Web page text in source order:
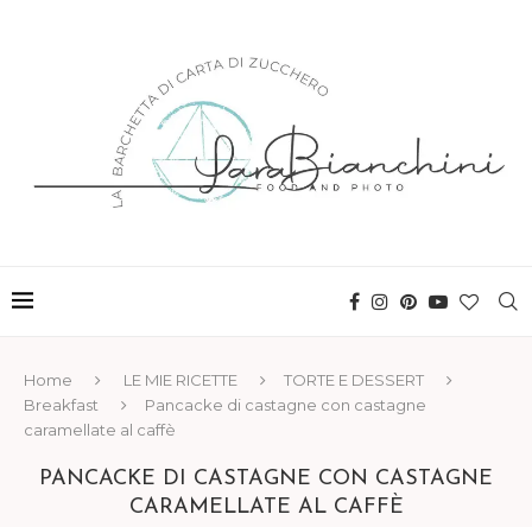
Home LE MIE RICETTE
TORTE E DESSERT
Breakfast
Pancacke di castagne con castagne
caramellate al caffè
PANCACKE DI CASTAGNE CON CASTAGNE
CARAMELLATE AL CAFFÈ